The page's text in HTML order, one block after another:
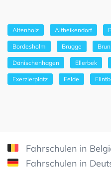
Altenholz Altheikendorf
Bordesholm Brügge
Dänischenhagen Ellerbek
Exerzierplatz Felde
Fahrschulen in
Fahrschulen in